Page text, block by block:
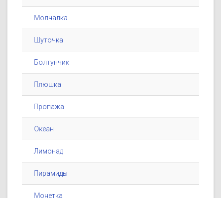
Молчалка
Шуточка
Болтунчик
Плюшка
Пропажа
Океан
Лимонад
Пирамиды
Монетка